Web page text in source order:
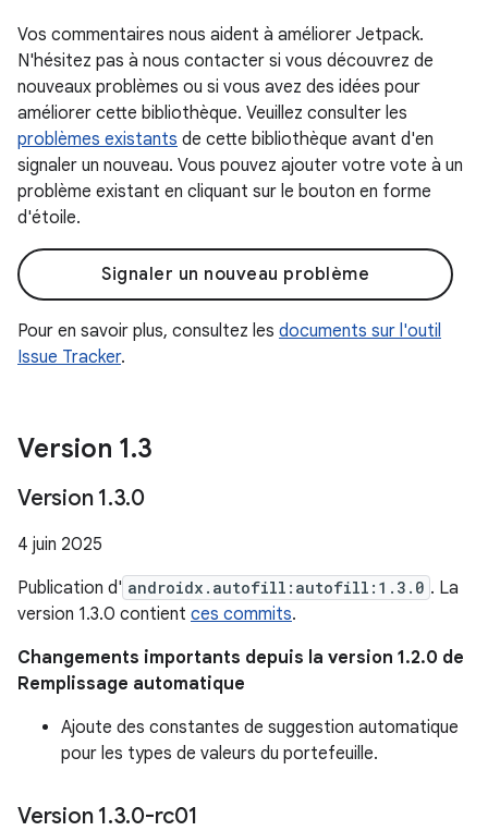
Vos commentaires nous aident à améliorer Jetpack.
N'hésitez pas à nous contacter si vous découvrez de
nouveaux problèmes ou si vous avez des idées pour
améliorer cette bibliothèque. Veuillez consulter les
problèmes existants de cette bibliothèque avant d'en
signaler un nouveau. Vous pouvez ajouter votre vote à un
problème existant en cliquant sur le bouton en forme
d'étoile.
Signaler un nouveau problème
Pour en savoir plus, consultez les documents sur l'outil
Issue Tracker.
Version 1.3
Version 1.3.0
4 juin 2025
Publication d' androidx.autofill:autofill:1.3.0 . La
version 1.3.0 contient ces commits.
Changements importants depuis la version 1.2.0 de
Remplissage automatique
Ajoute des constantes de suggestion automatique
pour les types de valeurs du portefeuille.
Version 1.3.0-rc01